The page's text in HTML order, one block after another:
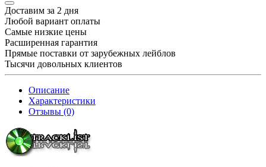
Доставим за 2 дня
Любой вариант оплаты
Самые низкие цены
Расширенная гарантия
Прямые поставки от зарубежных лейблов
Тысячи довольных клиентов
Описание
Характеристики
Отзывы (0)